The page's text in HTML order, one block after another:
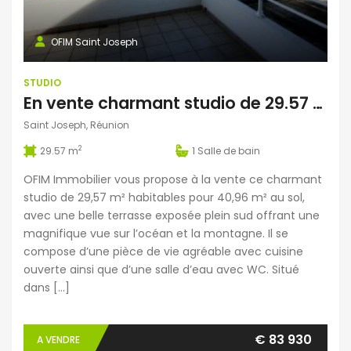
OFIM Saint Joseph
STUDIO
En vente charmant studio de 29.57 m2 avec vue mer et montagne situé à Saint Joseph Réunion
Saint Joseph, Réunion
29.57 m2 1 Salle de bain
OFIM Immobilier vous propose à la vente ce charmant
studio de 29,57 m² habitables pour 40,96 m² au sol,
avec une belle terrasse exposée plein sud offrant une
magnifique vue sur l’océan et la montagne. Il se
compose d’une pièce de vie agréable avec cuisine
ouverte ainsi que d’une salle d’eau avec WC. Situé
dans […]
A VENDRE € 83 930